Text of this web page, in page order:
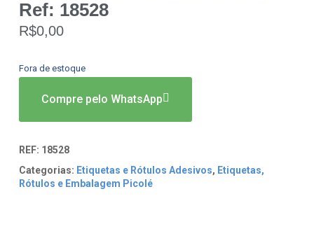
Ref: 18528
R$0,00
Fora de estoque
Compre pelo WhatsApp
REF: 18528
Categorias: Etiquetas e Rótulos Adesivos, Etiquetas,
Rótulos e Embalagem Picolé